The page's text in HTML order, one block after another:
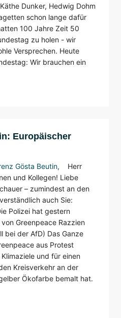
Dunker, Hedwig Dohm
schon lange dafür
100 Jahre Zeit 50
zu holen - wir
Versprechen. Heute
Wir brauchen ein
Europäischer
Gösta Beutin,
Herr
und Kollegen! Liebe
– zumindest an den
auch Sie:
Polizei hat gestern
Greenpeace Razzien
bei der AfD) Das Ganze
aus Protest
und für einen
Kreisverkehr an der
Ökofarbe bemalt hat.